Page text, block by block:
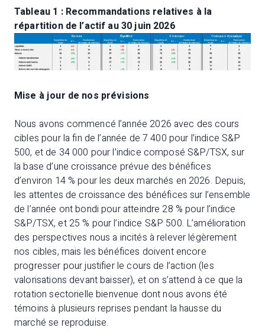
Tableau 1 : Recommandations relatives à la
répartition de l’actif au 30 juin 2026
Mise à jour de nos prévisions
Nous avons commencé l’année 2026 avec des cours
cibles pour la fin de l’année de 7 400 pour l’indice S&P
500, et de 34 000 pour l’indice composé S&P/TSX, sur
la base d’une croissance prévue des bénéfices
d’environ 14 % pour les deux marchés en 2026. Depuis,
les attentes de croissance des bénéfices sur l’ensemble
de l’année ont bondi pour atteindre 28 % pour l’indice
S&P/TSX, et 25 % pour l’indice S&P 500. L’amélioration
des perspectives nous a incités à relever légèrement
nos cibles, mais les bénéfices doivent encore
progresser pour justifier le cours de l’action (les
valorisations devant baisser), et on s’attend à ce que la
rotation sectorielle bienvenue dont nous avons été
témoins à plusieurs reprises pendant la hausse du
marché se reproduise.